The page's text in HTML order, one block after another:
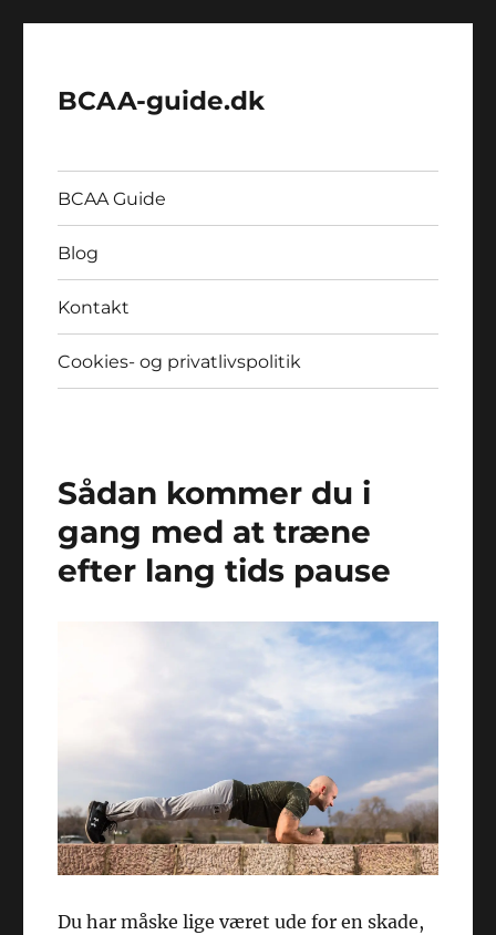
BCAA-guide.dk
BCAA Guide
Blog
Kontakt
Cookies- og privatlivspolitik
Sådan kommer du i
gang med at træne
efter lang tids pause
Du har måske lige været ude for en skade,